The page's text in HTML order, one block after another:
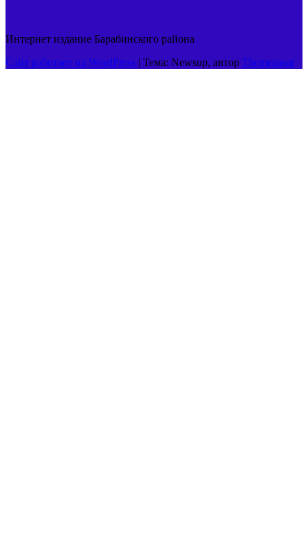
Интернет издание Барабинского района
Сайт работает на WordPress | Тема: Newsup, автор Themeansar